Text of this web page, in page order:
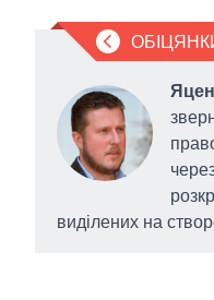
виділених на